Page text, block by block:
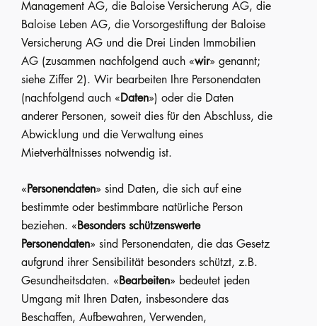
Management AG, die Baloise Versicherung AG, die
Baloise Leben AG, die Vorsorgestiftung der Baloise
Versicherung AG und die Drei Linden Immobilien
AG (zusammen nachfolgend auch «wir» genannt;
siehe Ziffer 2). Wir bearbeiten Ihre Personendaten
(nachfolgend auch «Daten») oder die Daten
anderer Personen, soweit dies für den Abschluss, die
Abwicklung und die Verwaltung eines
Mietverhältnisses notwendig ist.
«Personendaten» sind Daten, die sich auf eine
bestimmte oder bestimmbare natürliche Person
beziehen. «Besonders schützenswerte
Personendaten» sind Personendaten, die das Gesetz
aufgrund ihrer Sensibilität besonders schützt, z.B.
Gesundheitsdaten. «Bearbeiten» bedeutet jeden
Umgang mit Ihren Daten, insbesondere das
Beschaffen, Aufbewahren, Verwenden,